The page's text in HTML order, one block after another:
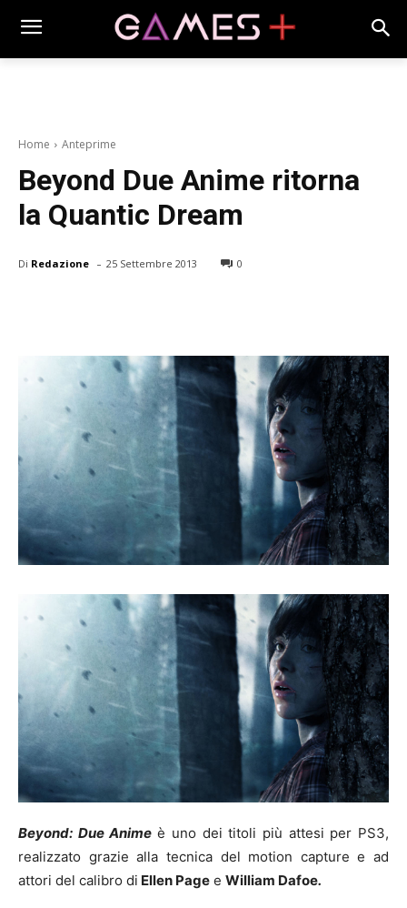
Home Anteprime
Beyond Due Anime ritorna
la Quantic Dream
Di Redazione - 25 Settembre 2013 0
Beyond: Due Animeè uno dei titoli più attesi per PS3,
realizzato grazie alla tecnica del motion capture e ad
attori del calibro di Ellen Page e William Dafoe.